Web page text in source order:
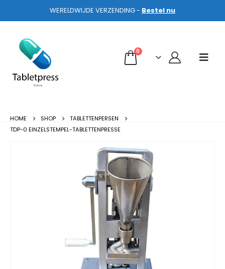
WERELDWIJDE VERZENDING - Bestel nu
0
HOME SHOP
TABLETTENPERSEN
TDP-0 EINZELSTEMPEL-TABLETTENPRESSE